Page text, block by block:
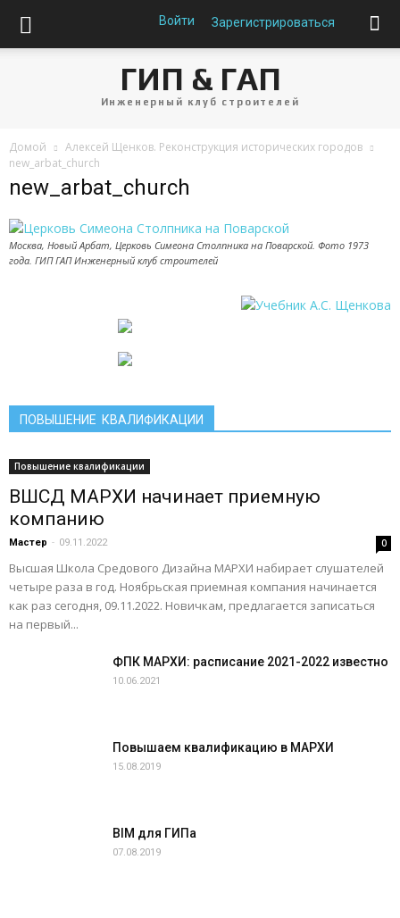
Войти Зарегистрироваться
ГИП & ГАП
Инженерный клуб строителей
Домой
Алексей Щенков. Реконструкция исторических городов
new_arbat_church
new_arbat_church
Москва, Новый Арбат, Церковь Симеона Столпника на Поварской. Фото 1973
года. ГИП ГАП Инженерный клуб строителей
ПОВЫШЕНИЕ КВАЛИФИКАЦИИ
Повышение квалификации
ВШСД МАРХИ начинает приемную
компанию
Мастер - 09.11.2022 0
Высшая Школа Средового Дизайна МАРХИ набирает слушателей
четыре раза в год. Ноябрьская приемная компания начинается
как раз сегодня, 09.11.2022. Новичкам, предлагается записаться
на первый...
ФПК МАРХИ: расписание 2021-2022 известно
10.06.2021
Повышаем квалификацию в МАРХИ
15.08.2019
BIM для ГИПа
07.08.2019